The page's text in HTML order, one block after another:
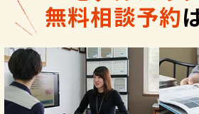
無料相談予約